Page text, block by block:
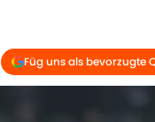
Füg uns als bevorzugte